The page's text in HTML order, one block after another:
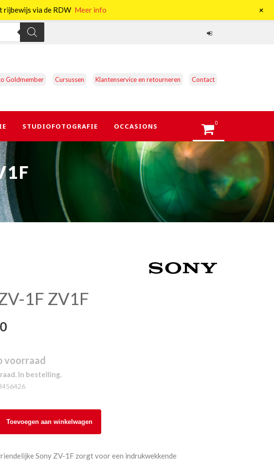
Goldmember Cursussen Klantenservice en retourneren Contact
STUDIOFOTOGRAFIE OCCASIONS 0
1F ZV1F
voorraad
In bestelling.
Toevoegen aan winkelwagen
Sony ZV-1F zorgt voor een indrukwekkende
rijbewijs via de RDW Meer info +